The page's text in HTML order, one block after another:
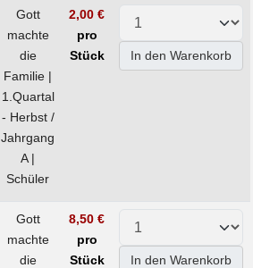
Gott
machte
die
Familie |
1.Quartal
- Herbst /
Jahrgang
A |
Schüler
2,00 €
pro
Stück
In den Warenkorb
Gott
machte
die
8,50 €
pro
Stück
In den Warenkorb